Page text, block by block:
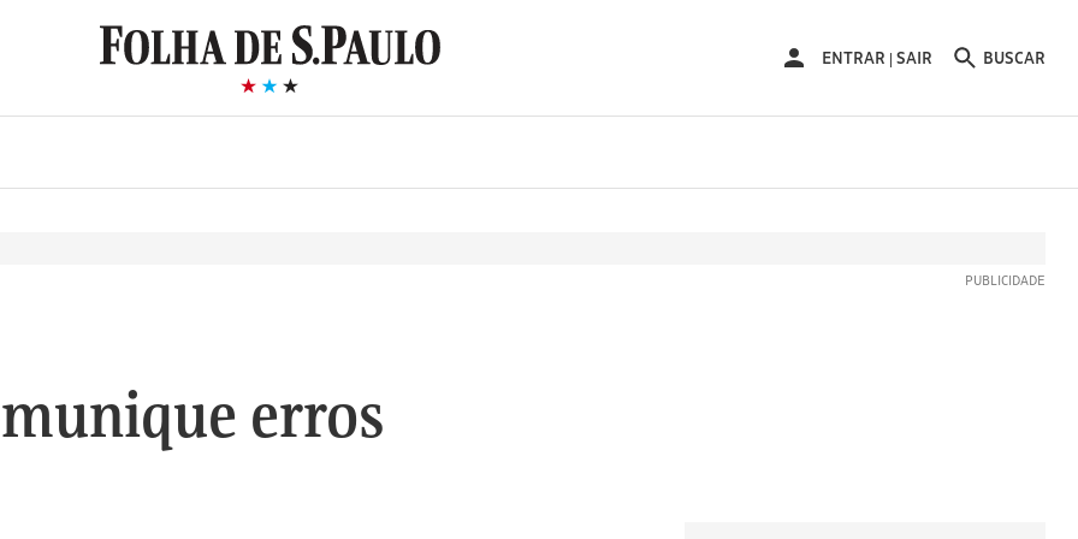
ENTRAR
ENTRAR | SAIR BUSCAR
erros